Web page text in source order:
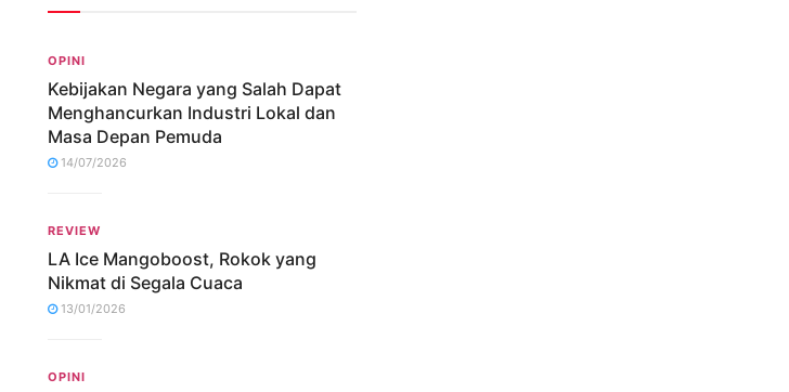
OPINI
Kebijakan Negara yang Salah Dapat
Menghancurkan Industri Lokal dan
Masa Depan Pemuda
14/07/2026
REVIEW
LA Ice Mangoboost, Rokok yang
Nikmat di Segala Cuaca
13/01/2026
OPINI